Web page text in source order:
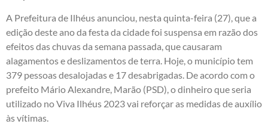
A Prefeitura de Ilhéus anunciou, nesta quinta-feira (27), que a
edição deste ano da festa da cidade foi suspensa em razão dos
efeitos das chuvas da semana passada, que causaram
alagamentos e deslizamentos de terra. Hoje, o município tem
379 pessoas desalojadas e 17 desabrigadas. De acordo com o
prefeito Mário Alexandre, Marão (PSD), o dinheiro que seria
utilizado no Viva Ilhéus 2023 vai reforçar as medidas de auxílio
às vítimas.